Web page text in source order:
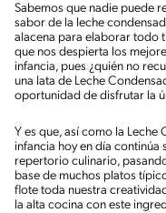
Sabemos que nadie puede
sabor de la leche
alacena para elaborar todo
que nos despierta los
infancia, pues ¿quién no
una lata de Leche
oportunidad de disfrutar la
Y es que, así como la Leche
infancia hoy en día
repertorio culinario,
base de muchos platos
flote toda nuestra
la alta cocina con este